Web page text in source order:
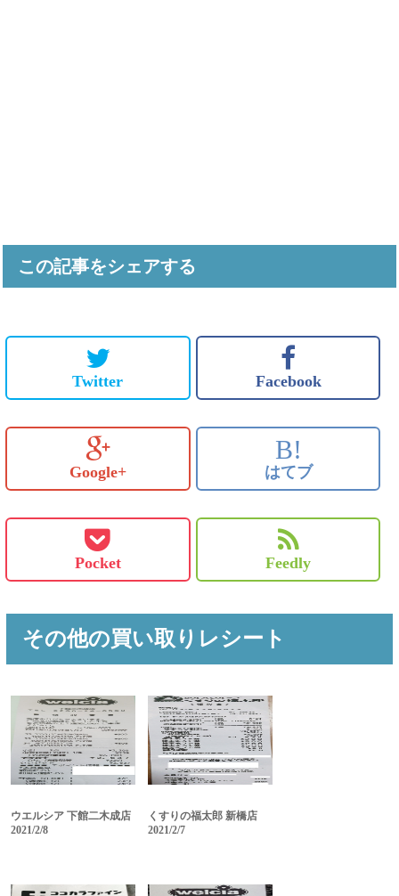
この記事をシェアする
Twitter Facebook
Google+
B!
はてブ
Pocket Feedly
その他の買い取りレシート
ウエルシア 下館二木成店
2021/2/8
くすりの福太郎 新橋店
2021/2/7